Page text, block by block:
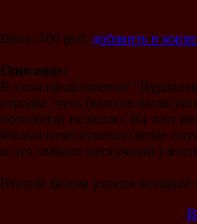
Цена: 100 руб. добавить в
Описание:
В этом продолжении
отродье, чуть было не были
произойти не могло. На этот
Фильм незаслуженно везде
и что главное нескучный
Второй фильм ужасов который